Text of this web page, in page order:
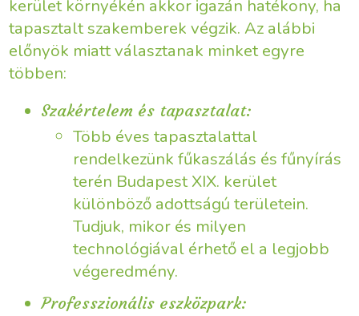
kerület környékén akkor igazán hatékony, ha
tapasztalt szakemberek végzik. Az alábbi
előnyök miatt választanak minket egyre
többen:
Szakértelem és tapasztalat:
Több éves tapasztalattal
rendelkezünk fűkaszálás és fűnyírás
terén Budapest XIX. kerület
különböző adottságú területein.
Tudjuk, mikor és milyen
technológiával érhető el a legjobb
végeredmény.
Professzionális eszközpark: